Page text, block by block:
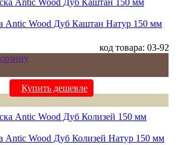
Antic Wood Дуб Каштан Натур 150 мм
код товара: 03-92
Купить дешевле
Antic Wood Дуб Колизей Натур 150 мм